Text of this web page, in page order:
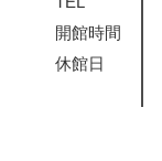
開館時間
休館日